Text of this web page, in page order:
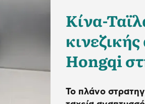
Κίνα-
Hongqi
Το πλάνο